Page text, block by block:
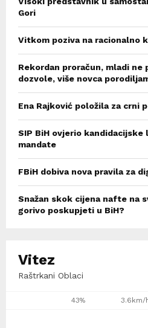
Gori
Vitkom poziva na racionalno
Rekordan proračun, mladi ne
dozvole, više novca
Ena Rajković položila za crni
SIP BiH ovjerio
mandate
FBiH dobiva nova pravila za
Snažan skok cijena nafte na
gorivo poskupjeti u BiH?
Vitez
Raštrkani Oblaci
43% 3.6km/